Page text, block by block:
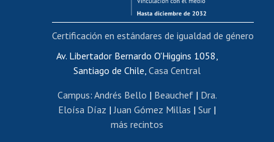
Bienestar del personal
Portal de movilidad interna
Certificado de renta
Certificado de renta honorarios
Editar páginas blancas
Extranjeras/os
Av. Libertador Bernardo O'Higgins 1058,
Santiago de Chile, Casa Central
Campus: Andrés Bello | Beauchef| Dra.
Eloísa Díaz |Juan Gómez Millas | Sur |
más recintos
Certificación en estándares de igualdad de género